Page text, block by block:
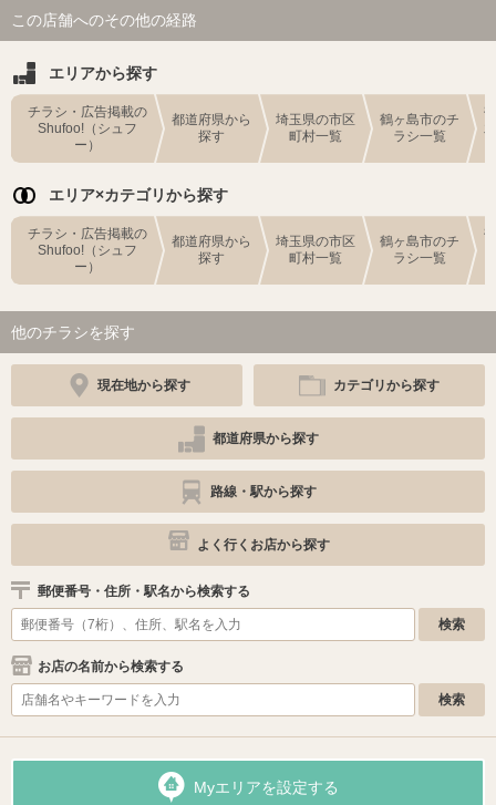
この店舗へのその他の経路
エリアから探す
チラシ・広告掲載の
Shufoo!（シュフ
ー）
都道府県から
探す
埼玉県の市区
町村一覧
鶴ヶ島市のチ
ラシ一覧
エリア×カテゴリから探す
チラシ・広告掲載の
Shufoo!（シュフ
ー）
都道府県から
探す
埼玉県の市区
町村一覧
鶴ヶ島市のチ
ラシ一覧
他のチラシを探す
現在地から探す カテゴリから探す
都道府県から探す
路線・駅から探す
よく行くお店から探す
郵便番号・住所・駅名から検索する
お店の名前から検索する
Myエリアを設定する